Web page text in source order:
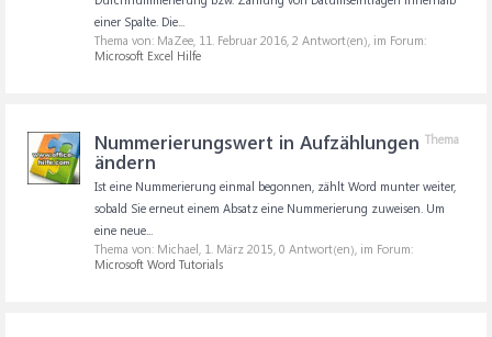
einer Spalte. Die...
Thema von: MaZee, 11. Februar 2016, 2 Antwort(en), im Forum:
Microsoft Excel Hilfe
Thema
Nummerierungswert in Aufzählungen
ändern
Ist eine Nummerierung einmal begonnen, zählt Word munter weiter,
sobald Sie erneut einem Absatz eine Nummerierung zuweisen. Um
eine neue...
Thema von: Michael, 1. März 2015, 0 Antwort(en), im Forum:
Microsoft Word Tutorials